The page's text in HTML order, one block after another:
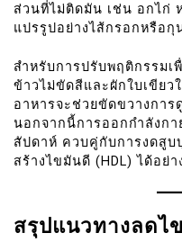
ส่วนที่ไม่ติดมัน เช่น อกไก่
แปรรูปอย่างไส้กรอกหรือกุ
สำหรับการปรับพฤติกรรม
ข้าวไม่ขัดสีและผักใบเขียว
อาหารจะช่วยขัดขวางกา
นอกจากนี้การออกกำลังก
สัปดาห์ ควบคู่กับการงดสูบ
สร้างไขมันดี (HDL) ได้อย่
สรุปแนวทางลดไ